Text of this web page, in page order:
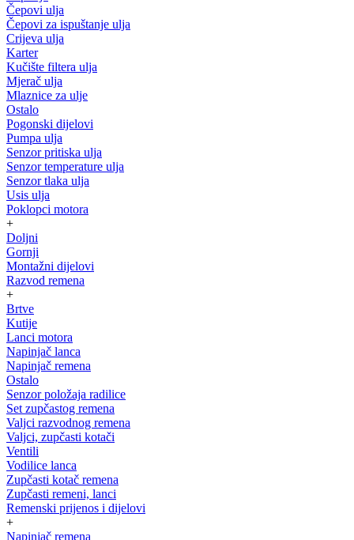
Čepovi ulja
Čepovi za ispuštanje ulja
Crijeva ulja
Karter
Kučište filtera ulja
Mjerač ulja
Mlaznice za ulje
Ostalo
Pogonski dijelovi
Pumpa ulja
Senzor pritiska ulja
Senzor temperature ulja
Senzor tlaka ulja
Usis ulja
Poklopci motora
+
Doljni
Gornji
Montažni dijelovi
Razvod remena
+
Brtve
Kutije
Lanci motora
Napinjač lanca
Napinjač remena
Ostalo
Senzor položaja radilice
Set zupčastog remena
Valjci razvodnog remena
Valjci, zupčasti kotači
Ventili
Vodilice lanca
Zupčasti kotač remena
Zupčasti remeni, lanci
Remenski prijenos i dijelovi
+
Napinjač remena